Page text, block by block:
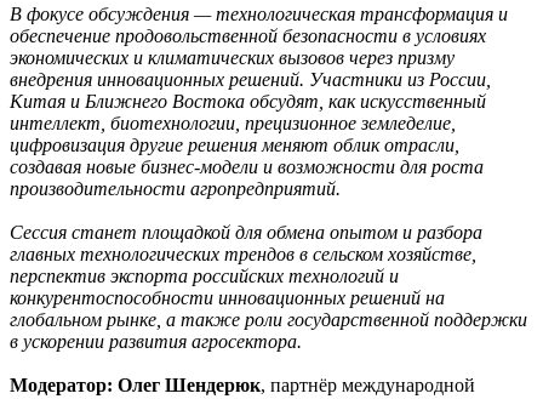
В фокусе обсуждения — технологическая трансформация и
обеспечение продовольственной безопасности в условиях
экономических и климатических вызовов через призму
внедрения инновационных решений. Участники из России,
Китая и Ближнего Востока обсудят, как искусственный
интеллект, биотехнологии, прецизионное земледелие,
цифровизация другие решения меняют облик отрасли,
создавая новые бизнес-модели и возможности для роста
производительности агропредприятий.
Сессия станет площадкой для обмена опытом и разбора
главных технологических трендов в сельском хозяйстве,
перспектив экспорта российских технологий и
конкурентоспособности инновационных решений на
глобальном рынке, а также роли государственной поддержки
в ускорении развития агросектора.
Модератор: Олег Шендерюк, партнёр международной